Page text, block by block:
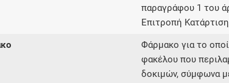
παραγράφου 1 του
Επιτροπή
Φάρμακο για το
φακέλου που
δοκιμών, σύμφωνα